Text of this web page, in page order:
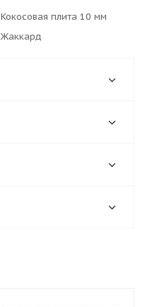
Кокосовая плита 10 мм
Жаккард